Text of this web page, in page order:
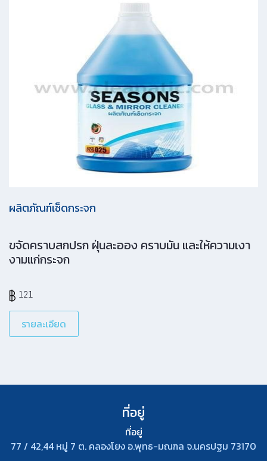
ผลิตภัณฑ์เช็ดกระจก
ขจัดคราบสกปรก ฝุ่นละออง คราบมัน และให้ความเงา
งามแก่กระจก
121
รายละเอียด
ที่อยู่
ที่อยู่
77 / 42,44 หมู่ 7 ต. คลองโยง อ.พุทธ-มณฑล จ.นครปฐม 73170